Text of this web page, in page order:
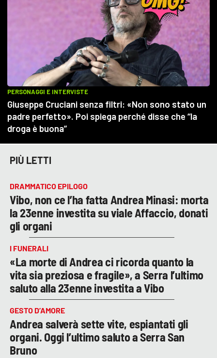
PIÙ LETTI
DRAMMATICO EPILOGO
Vibo, non ce l’ha fatta Andrea Minasi: morta
la 23enne investita su viale Affaccio, donati
gli organi
I FUNERALI
«La morte di Andrea ci ricorda quanto la
vita sia preziosa e fragile», a Serra l’ultimo
saluto alla 23enne investita a Vibo
GESTO D’AMORE
Andrea salverà sette vite, espiantati gli
organi. Oggi l’ultimo saluto a Serra San
Bruno